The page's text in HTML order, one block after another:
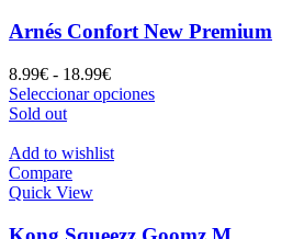
Arnés Confort New Premium
8.99€ - 18.99€Rango
de
8.99€
Seleccionar opcionesEste
se
Sold out
Add to wishlist
Compare
Quick View